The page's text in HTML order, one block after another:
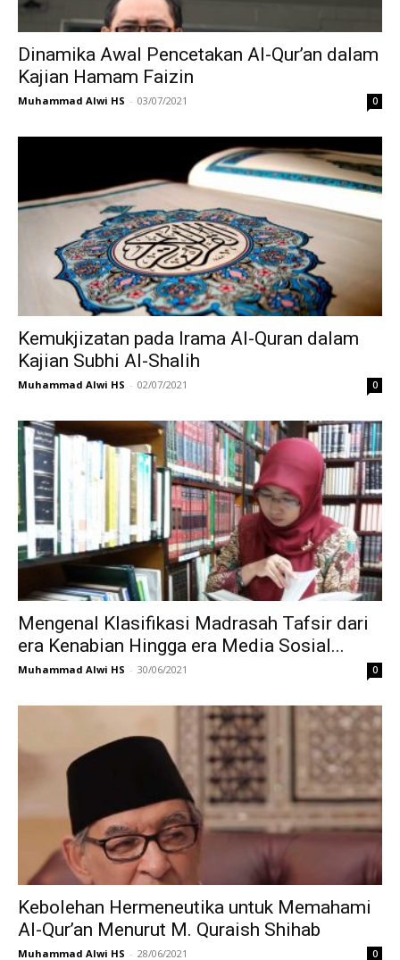
Dinamika Awal Pencetakan Al-Qur’an dalam
Kajian Hamam Faizin
Muhammad Alwi HS - 03/07/2021 0
Kemukjizatan pada Irama Al-Quran dalam
Kajian Subhi Al-Shalih
Muhammad Alwi HS - 02/07/2021 0
Mengenal Klasifikasi Madrasah Tafsir dari
era Kenabian Hingga era Media Sosial...
Muhammad Alwi HS - 30/06/2021 0
Kebolehan Hermeneutika untuk Memahami
Al-Qur’an Menurut M. Quraish Shihab
Muhammad Alwi HS - 28/06/2021 0